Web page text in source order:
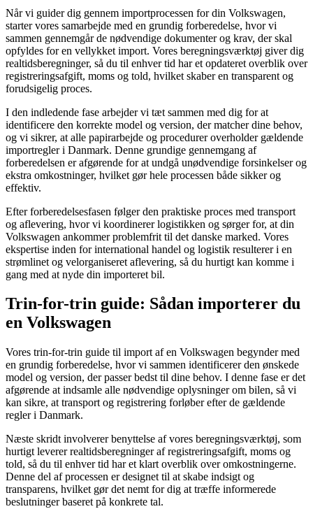
Når vi guider dig gennem importprocessen for din Volkswagen,
starter vores samarbejde med en grundig forberedelse, hvor vi
sammen gennemgår de nødvendige dokumenter og krav, der skal
opfyldes for en vellykket import. Vores beregningsværktøj giver dig
realtidsberegninger, så du til enhver tid har et opdateret overblik over
registreringsafgift, moms og told, hvilket skaber en transparent og
forudsigelig proces.
I den indledende fase arbejder vi tæt sammen med dig for at
identificere den korrekte model og version, der matcher dine behov,
og vi sikrer, at alle papirarbejde og procedurer overholder gældende
importregler i Danmark. Denne grundige gennemgang af
forberedelsen er afgørende for at undgå unødvendige forsinkelser og
ekstra omkostninger, hvilket gør hele processen både sikker og
effektiv.
Efter forberedelsesfasen følger den praktiske proces med transport
og aflevering, hvor vi koordinerer logistikken og sørger for, at din
Volkswagen ankommer problemfrit til det danske marked. Vores
ekspertise inden for international handel og logistik resulterer i en
strømlinet og velorganiseret aflevering, så du hurtigt kan komme i
gang med at nyde din importeret bil.
Trin-for-trin guide: Sådan importerer du
en Volkswagen
Vores trin-for-trin guide til import af en Volkswagen begynder med
en grundig forberedelse, hvor vi sammen identificerer den ønskede
model og version, der passer bedst til dine behov. I denne fase er det
afgørende at indsamle alle nødvendige oplysninger om bilen, så vi
kan sikre, at transport og registrering forløber efter de gældende
regler i Danmark.
Næste skridt involverer benyttelse af vores beregningsværktøj, som
hurtigt leverer realtidsberegninger af registreringsafgift, moms og
told, så du til enhver tid har et klart overblik over omkostningerne.
Denne del af processen er designet til at skabe indsigt og
transparens, hvilket gør det nemt for dig at træffe informerede
beslutninger baseret på konkrete tal.